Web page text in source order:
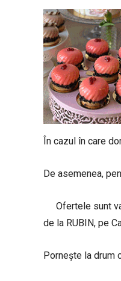
În cazul în care
De asemenea,
Ofertele sunt
de la RUBIN, pe
Pornește la drum